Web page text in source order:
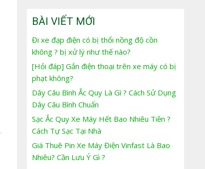
BÀI VIẾT MỚI
Đi xe đạp điện có bị thổi nồng độ cồn
không ? bị xử lý như thế nào?
[Hỏi đáp] Gắn điện thoại trên xe máy có bị
phạt không?
Dây Câu Bình Ắc Quy Là Gì ? Cách Sử Dụng
Dây Câu Bình Chuẩn
Sạc Ắc Quy Xe Máy Hết Bao Nhiêu Tiền ?
Cách Tự Sạc Tại Nhà
Giá Thuê Pin Xe Máy Điện Vinfast Là Bao
Nhiêu? Cần Lưu Ý Gì ?